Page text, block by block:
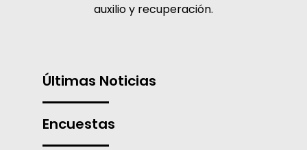
auxilio y recuperación.
Últimas Noticias
Encuestas